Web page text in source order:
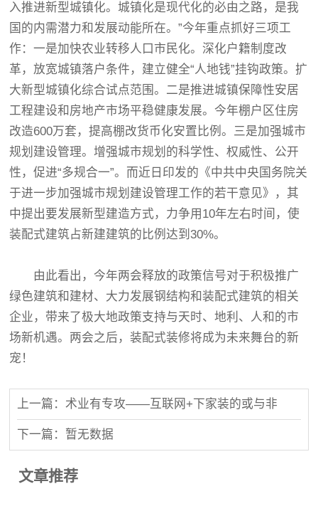
入推进新型城镇化。城镇化是现代化的必由之路，是我
国的内需潜力和发展动能所在。”今年重点抓好三项工
作：一是加快农业转移人口市民化。深化户籍制度改
革，放宽城镇落户条件，建立健全“人地钱”挂钩政策。扩
大新型城镇化综合试点范围。二是推进城镇保障性安居
工程建设和房地产市场平稳健康发展。今年棚户区住房
改造600万套，提高棚改货币化安置比例。三是加强城市
规划建设管理。增强城市规划的科学性、权威性、公开
性，促进“多规合一”。而近日印发的《中共中央国务院关
于进一步加强城市规划建设管理工作的若干意见》，其
中提出要发展新型建造方式，力争用10年左右时间，使
装配式建筑占新建建筑的比例达到30%。
由此看出，今年两会释放的政策信号对于积极推广
绿色建筑和建材、大力发展钢结构和装配式建筑的相关
企业，带来了极大地政策支持与天时、地利、人和的市
场新机遇。两会之后，装配式装修将成为未来舞台的新
宠！
上一篇：术业有专攻——互联网+下家装的或与非
下一篇：暂无数据
文章推荐